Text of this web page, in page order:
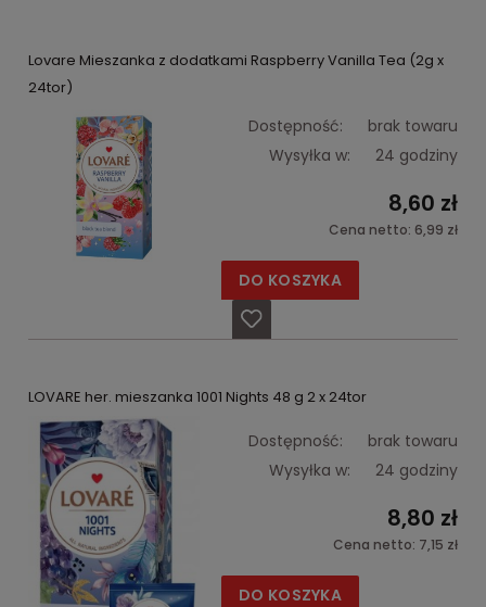
Lovare Mieszanka z dodatkami Raspberry Vanilla Tea (2g x
24tor)
Dostępność:
brak towaru
Wysyłka w:
24 godziny
8,60 zł
Cena netto: 6,99 zł
DO KOSZYKA
LOVARE her. mieszanka 1001 Nights 48 g 2 x 24tor
Dostępność:
brak towaru
Wysyłka w:
24 godziny
8,80 zł
Cena netto: 7,15 zł
DO KOSZYKA